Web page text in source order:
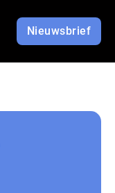
Nieuwsbrief